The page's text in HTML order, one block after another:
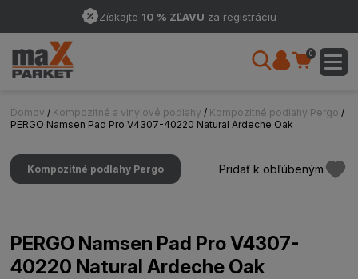
Získajte 10 % ZĽAVU za registráciu
0
Domov / Kompozitné a vinylové podlahy / Kompozitné podlahy Pergo /
PERGO Namsen Pad Pro V4307-40220 Natural Ardeche Oak
Kompozitné podlahy Pergo Pridať k obľúbeným
PERGO Namsen Pad Pro V4307-
40220 Natural Ardeche Oak